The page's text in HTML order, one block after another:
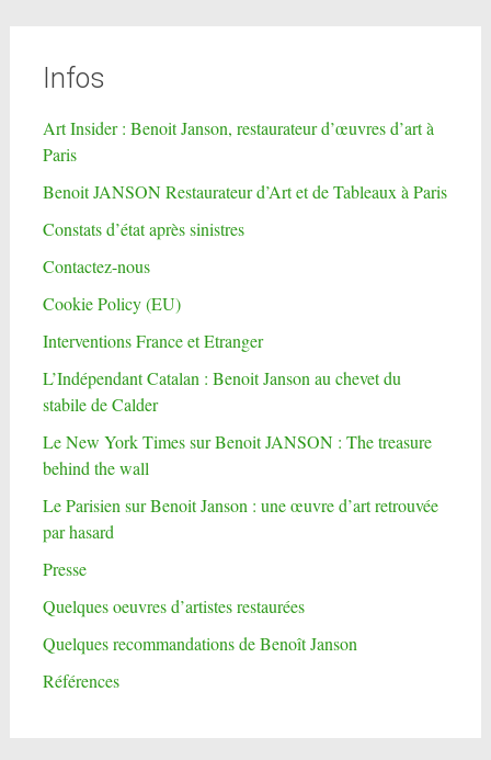
Infos
Art Insider : Benoit Janson, restaurateur d’œuvres d’art à
Paris
Benoit JANSON Restaurateur d’Art et de Tableaux à Paris
Constats d’état après sinistres
Contactez-nous
Cookie Policy (EU)
Interventions France et Etranger
L’Indépendant Catalan : Benoit Janson au chevet du
stabile de Calder
Le New York Times sur Benoit JANSON : The treasure
behind the wall
Le Parisien sur Benoit Janson : une œuvre d’art retrouvée
par hasard
Presse
Quelques oeuvres d’artistes restaurées
Quelques recommandations de Benoît Janson
Références